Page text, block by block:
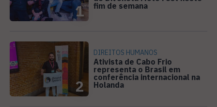
1
fim de semana
2
DIREITOS HUMANOS
Ativista de Cabo Frio
representa o Brasil em
conferência internacional na
Holanda